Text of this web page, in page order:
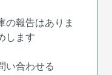
の報告はありま
します
い合わせる